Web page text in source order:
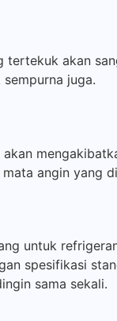
akan
juga.
angin yang
untuk
spesifikasi
sama sekali.